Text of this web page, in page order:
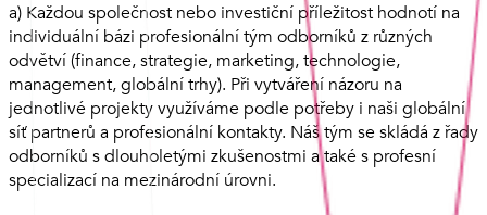
a) Každou společnost nebo investiční příležitost hodnotí na
individuální bázi profesionální tým odborníků z různých
odvětví (finance, strategie, marketing, technologie,
management, globální trhy). Při vytváření názoru na
jednotlivé projekty využíváme podle potřeby i naši globální
síť partnerů a profesionální kontakty. Náš tým se skládá z řady
odborníků s dlouholetými zkušenostmi a také s profesní
specializací na mezinárodní úrovni.